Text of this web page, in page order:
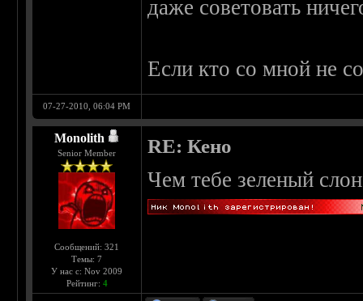
даже советовать
Если кто со мной не
07-27-2010, 06:04 PM
Monolith
Senior Member
Сообщений: 321
Темы: 7
У нас с: Nov 2009
Рейтинг: 4
RE: Кено
Чем тебе зеленый